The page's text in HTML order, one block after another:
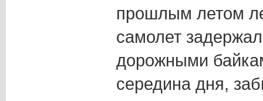
прошлым летом
самолет
дорожными
середина дня,